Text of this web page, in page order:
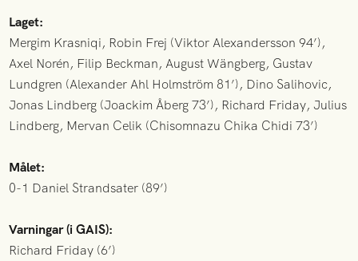
Laget:
Mergim Krasniqi, Robin Frej (Viktor Alexandersson 94’),
Axel Norén, Filip Beckman, August Wängberg, Gustav
Lundgren (Alexander Ahl Holmström 81’), Dino Salihovic,
Jonas Lindberg (Joackim Åberg 73’), Richard Friday, Julius
Lindberg, Mervan Celik (Chisomnazu Chika Chidi 73’)
Målet:
0-1 Daniel Strandsater (89’)
Varningar (i GAIS):
Richard Friday (6’)